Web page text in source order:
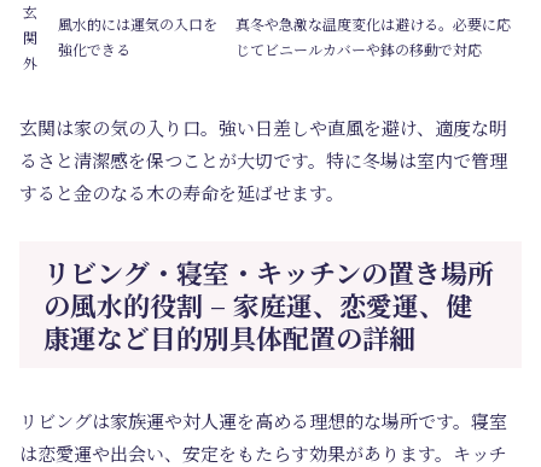
玄
関
外
風水的には運気の入口を
強化できる
真冬や急激な温度変化は避ける。必要に応
じてビニールカバーや鉢の移動で対応
玄関は家の気の入り口。強い日差しや直風を避け、適度な明
るさと清潔感を保つことが大切です。特に冬場は室内で管理
すると金のなる木の寿命を延ばせます。
リビング・寝室・キッチンの置き場所
の風水的役割 – 家庭運、恋愛運、健
康運など目的別具体配置の詳細
リビングは家族運や対人運を高める理想的な場所です。寝室
は恋愛運や出会い、安定をもたらす効果があります。キッチ